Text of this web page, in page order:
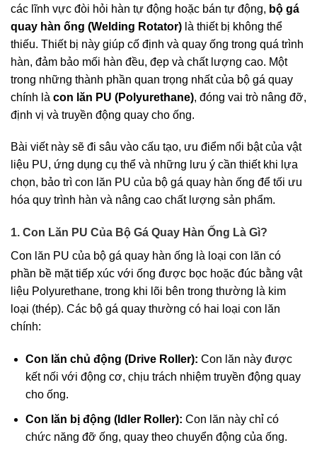
các lĩnh vực đòi hỏi hàn tự động hoặc bán tự động, bộ gá
quay hàn ống (Welding Rotator) là thiết bị không thể
thiếu. Thiết bị này giúp cố định và quay ống trong quá trình
hàn, đảm bảo mối hàn đều, đẹp và chất lượng cao. Một
trong những thành phần quan trọng nhất của bộ gá quay
chính là con lăn PU (Polyurethane), đóng vai trò nâng đỡ,
định vị và truyền động quay cho ống.
Bài viết này sẽ đi sâu vào cấu tạo, ưu điểm nổi bật của vật
liệu PU, ứng dụng cụ thể và những lưu ý cần thiết khi lựa
chọn, bảo trì con lăn PU của bộ gá quay hàn ống để tối ưu
hóa quy trình hàn và nâng cao chất lượng sản phẩm.
1. Con Lăn PU Của Bộ Gá Quay Hàn Ống Là Gì?
Con lăn PU của bộ gá quay hàn ống là loại con lăn có
phần bề mặt tiếp xúc với ống được bọc hoặc đúc bằng vật
liệu Polyurethane, trong khi lõi bên trong thường là kim
loại (thép). Các bộ gá quay thường có hai loại con lăn
chính:
Con lăn chủ động (Drive Roller): Con lăn này được
kết nối với động cơ, chịu trách nhiệm truyền động quay
cho ống.
Con lăn bị động (Idler Roller): Con lăn này chỉ có
chức năng đỡ ống, quay theo chuyển động của ống.